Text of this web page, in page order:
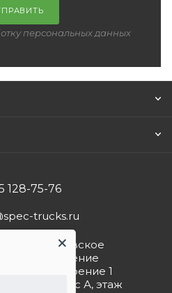
персональных данных
128-75-76
trucks.ru
Москва, Киевское
й км (поселение
дом 3 строение 1
G10), корпус А, этаж